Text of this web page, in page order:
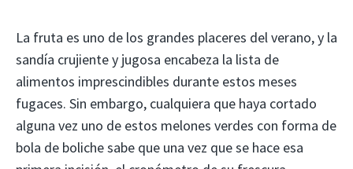
La fruta es uno de los grandes placeres del verano, y la
sandía crujiente y jugosa encabeza la lista de
alimentos imprescindibles durante estos meses
fugaces. Sin embargo, cualquiera que haya cortado
alguna vez uno de estos melones verdes con forma de
bola de boliche sabe que una vez que se hace esa